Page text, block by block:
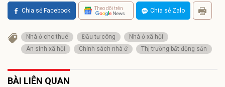
Chia sẻ Facebook Theo dõi trên Chia sẻ Zalo
Nhà ở cho thuê Đầu tư công
Nhà ở xã hội
An sinh xã hội
Chính sách nhà ở Thị trường bất động sản
BÀI LIÊN QUAN